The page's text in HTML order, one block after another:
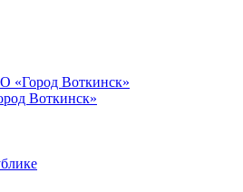
«Город Воткинск»
Воткинск»